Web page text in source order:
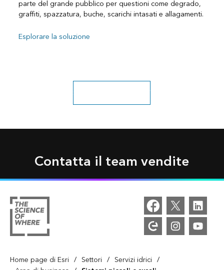
parte del grande pubblico per questioni come degrado,
graffiti, spazzatura, buche, scarichi intasati e allagamenti.
Esplorare la soluzione
Scopri ulteriori soluzioni
Contatta il team vendite
Home page di Esri / Settori / Servizi idrici /